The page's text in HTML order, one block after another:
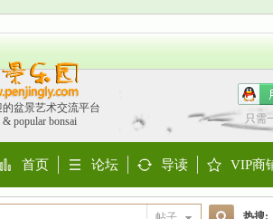
盆景艺术交流平台
& popular bonsai
只需
首页 论坛 导读 VIP商
热搜: